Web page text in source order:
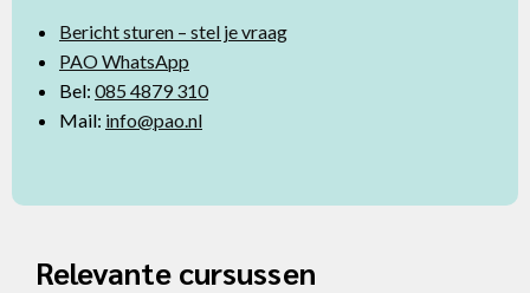
Bericht sturen – stel je vraag
PAO WhatsApp
Bel: 085 4879 310
Mail: info@pao.nl
Relevante cursussen